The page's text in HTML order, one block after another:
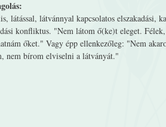
látással, látvánnyal kapcsolatos elszakadási,
konfliktus. "Nem látom ő(ke)t eleget.
őket." Vagy épp ellenkezőleg: "Nem
nem bírom elviselni a látványát."